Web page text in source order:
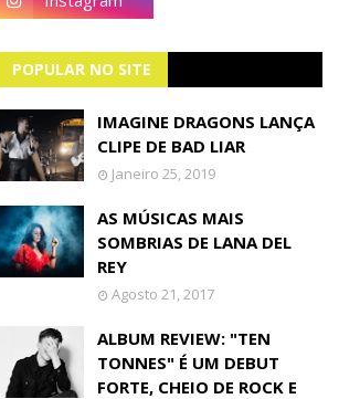
POPULAR NO SITE
IMAGINE DRAGONS LANÇA
CLIPE DE BAD LIAR
Janeiro 25, 2019
AS MÚSICAS MAIS
SOMBRIAS DE LANA DEL
REY
Agosto 21, 2017
ALBUM REVIEW: "TEN
TONNES" É UM DEBUT
FORTE, CHEIO DE ROCK E